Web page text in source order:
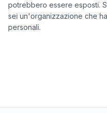
potrebbero essere esposti.
sei un'organizzazione che
personali.